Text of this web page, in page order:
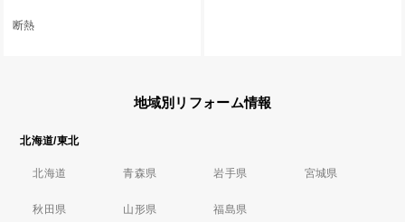
断熱
地域別リフォーム情報
北海道/東北
北海道 青森県 岩手県 宮城県
秋田県 山形県 福島県